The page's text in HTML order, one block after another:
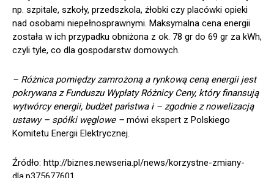
np. szpitale, szkoły, przedszkola, żłobki czy placówki opieki
nad osobami niepełnosprawnymi. Maksymalna cena energii
została w ich przypadku obniżona z ok. 78 gr do 69 gr za kWh,
czyli tyle, co dla gospodarstw domowych.
– Różnica pomiędzy zamrożoną a rynkową ceną energii jest
pokrywana z Funduszu Wypłaty Różnicy Ceny, który finansują
wytwórcy energii, budżet państwa i – zgodnie z nowelizacją
ustawy – spółki węglowe – mówi ekspert z Polskiego
Komitetu Energii Elektrycznej.
Źródło: http://biznes.newseria.pl/news/korzystne-zmiany-